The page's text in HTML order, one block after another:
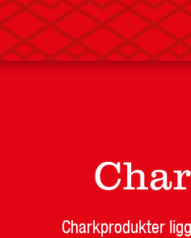
Charkprodukter